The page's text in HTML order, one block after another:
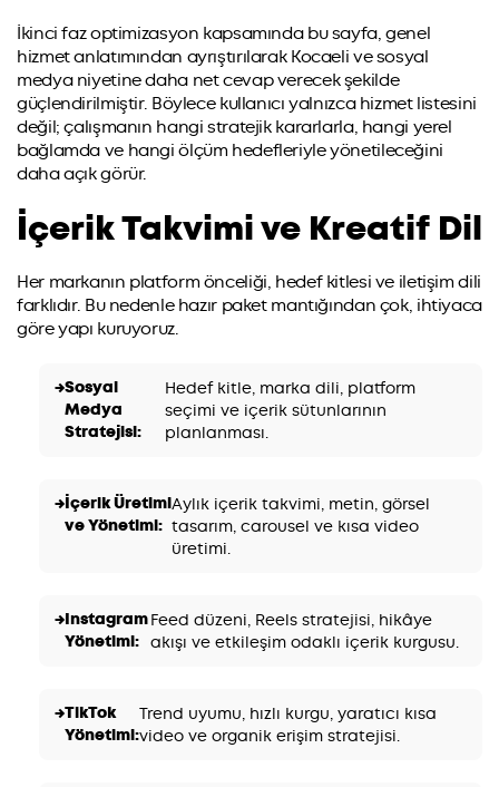
İkinci faz optimizasyon kapsamında bu sayfa, genel
hizmet anlatımından ayrıştırılarak Kocaeli ve sosyal
medya niyetine daha net cevap verecek şekilde
güçlendirilmiştir. Böylece kullanıcı yalnızca hizmet listesini
değil; çalışmanın hangi stratejik kararlarla, hangi yerel
bağlamda ve hangi ölçüm hedefleriyle yönetileceğini
daha açık görür.
İçerik Takvimi ve Kreatif Dil
Her markanın platform önceliği, hedef kitlesi ve iletişim dili
farklıdır. Bu nedenle hazır paket mantığından çok, ihtiyaca
göre yapı kuruyoruz.
Sosyal
Medya
Stratejisi:
Hedef kitle, marka dili, platform
seçimi ve içerik sütunlarının
planlanması.
İçerik Üretimi
ve Yönetimi:
Aylık içerik takvimi, metin, görsel
tasarım, carousel ve kısa video
üretimi.
Instagram
Yönetimi:
Feed düzeni, Reels stratejisi, hikâye
akışı ve etkileşim odaklı içerik kurgusu.
TikTok
Yönetimi:
Trend uyumu, hızlı kurgu, yaratıcı kısa
video ve organik erişim stratejisi.